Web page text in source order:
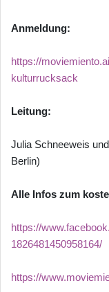
Anmeldung:
https://
kulturrucksack
Leitung:
Julia Schneeweis
Berlin)
Alle Infos zum
https://
1826481450958164/
https://